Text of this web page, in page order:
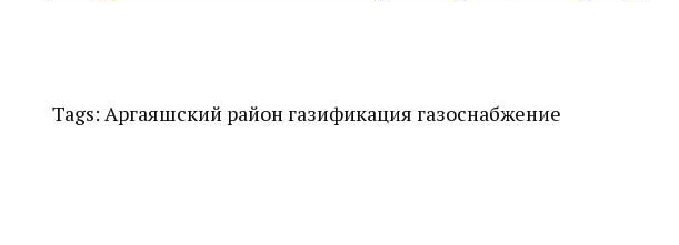
Tags: Аргаяшский район газификация газоснабжение